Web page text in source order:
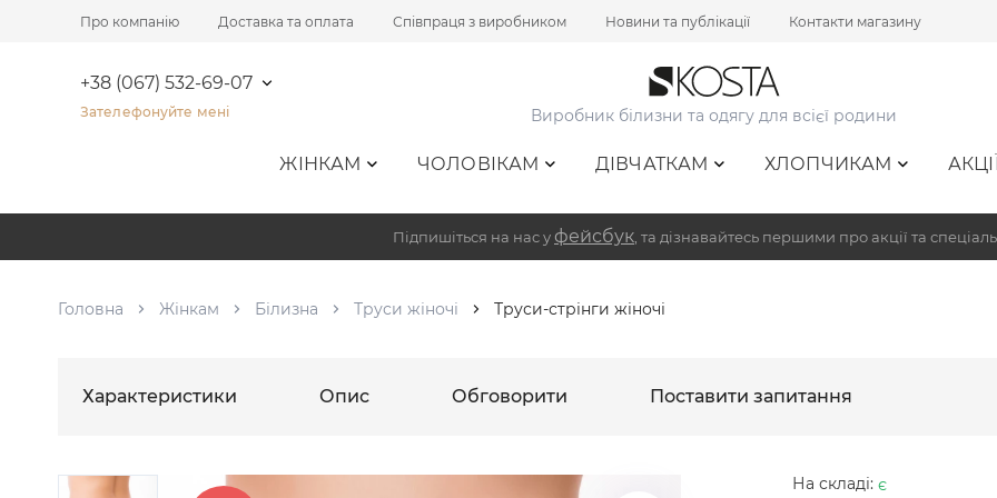
Про компанію Доставка та оплата Співпраця з виробником Новини та публікації Контакти магазину
+38 (067) 532-69-07
Зателефонуйте мені Виробник білизни та одягу для всієї родини
ЖІНКАМ ЧОЛОВІКАМ ДІВЧАТКАМ ХЛОПЧИКАМ
Підпишіться на нас у фейсбук , та дізнавайтесь першими про акції та
Головна Жінкам Білизна Труси жіночі Труси-стрінги жіночі
Характеристики Опис Обговорити Поставити запитання
На складі: є